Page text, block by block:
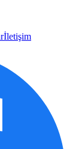
İletişim